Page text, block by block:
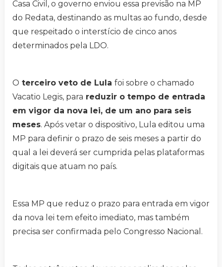
Casa Civil, o governo enviou essa previsão na MP
do Redata, destinando as multas ao fundo, desde
que respeitado o interstício de cinco anos
determinados pela LDO.
O terceiro veto de Lula foi sobre o chamado
Vacatio Legis, para reduzir o tempo de entrada
em vigor da nova lei, de um ano para seis
meses. Após vetar o dispositivo, Lula editou uma
MP para definir o prazo de seis meses a partir do
qual a lei deverá ser cumprida pelas plataformas
digitais que atuam no país.
Essa MP que reduz o prazo para entrada em vigor
da nova lei tem efeito imediato, mas também
precisa ser confirmada pelo Congresso Nacional.